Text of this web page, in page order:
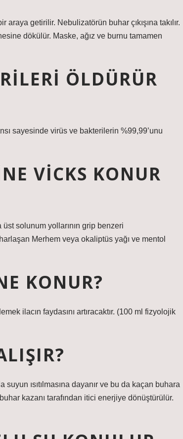
getirilir. Nebulizatörün buhar çıkışına takılır.
dökülür. Maske, ağız ve burnu tamamen
ÖLDÜRÜR
sayesinde virüs ve bakterilerin %99,99’unu
VICKS KONUR
solunum yollarının grip benzeri
Merhem veya okaliptüs yağı ve mentol
KONUR?
ilacın faydasını artıracaktır. (100 ml fizyolojik
ısıtılmasına dayanır ve bu da kaçan buhara
kazanı tarafından itici enerjiye dönüştürülür.